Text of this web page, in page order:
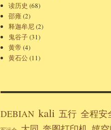
读历史 (68)
邵雍(2)
释迦牟尼(2)
鬼谷子(31)
黄帝 (4)
黄石公(11)
DEBIAN kali 五行 全程安